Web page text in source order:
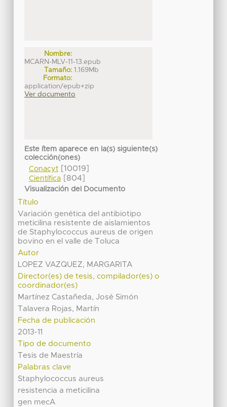
Nombre:
MCARN-MLV-11-13.epub
Tamaño: 1.169Mb
Formato:
application/epub+zip
Ver documento
Este ítem aparece en la(s) siguiente(s)
colección(ones)
Conacyt[10019]
Científica[804]
Visualización del Documento
Título
Variación genética del antibiotipo
meticilina resistente de aislamientos
de Staphylococcus aureus de origen
bovino en el valle de Toluca
Autor
LOPEZ VAZQUEZ, MARGARITA
Director(es) de tesis, compilador(es) o
coordinador(es)
Martínez Castañeda, José Simón
Talavera Rojas, Martín
Fecha de publicación
2013-11
Tipo de documento
Tesis de Maestría
Palabras clave
Staphylococcus aureus
resistencia a meticilina
gen mecA